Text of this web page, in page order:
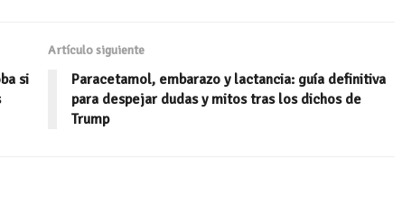
si
Artículo siguiente
Paracetamol, embarazo y lactancia: guía definitiva
para despejar dudas y mitos tras los dichos de
Trump